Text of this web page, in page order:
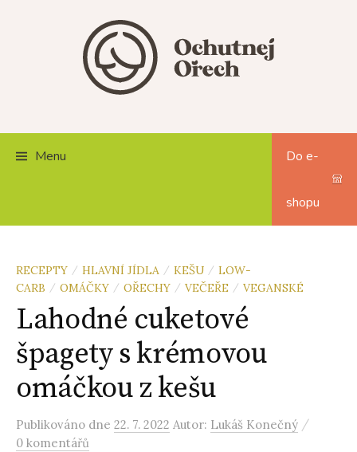
Menu Do e-
shopu
RECEPTY / HLAVNÍ JÍDLA / KEŠU / LOW-
CARB
/ OMÁČKY / OŘECHY / VEČEŘE / VEGANSKÉ
Lahodné cuketové
špagety s krémovou
omáčkou z kešu
Publikováno dne 22. 7. 2022 Autor: Lukáš Konečný /
0 komentářů